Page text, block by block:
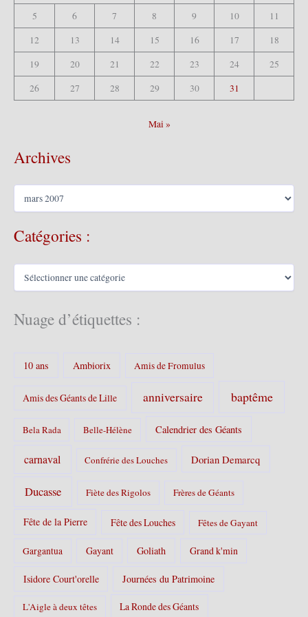
5
6 7 8 9 10
11
12
13 14 15 16 17
18
19
20 21 22 23 24
25
26
27 28 29 30 31
Mai »
Archives
h
s
Catégories :
C
g
Nuage d’étiquettes :
10 ans Ambiorix Amis de Fromulus
Amis des Géants de Lille anniversaire baptême
Bela Rada Belle-Hélène Calendrier des Géants
carnaval Confrérie des Louches Dorian Demarcq
Ducasse Fiète des Rigolos Frères de Géants
Fête de la Pierre Fête des Louches Fêtes de Gayant
Gargantua Gayant Goliath Grand k'min
Isidore Court'orelle Journées du Patrimoine
L'Aigle à deux têtes La Ronde des Géants